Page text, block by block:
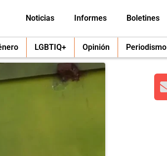
Noticias Informes Boletines
LGBTIQ+ Opinión Periodismo